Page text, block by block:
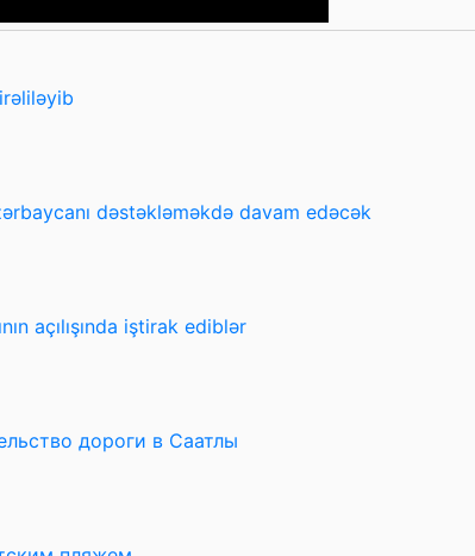
dəstəkləməkdə davam edəcək
açılışında iştirak ediblər
дороги в Саатлы